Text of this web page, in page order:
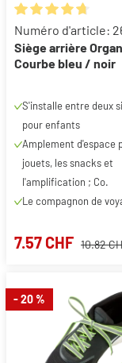
Note moyenne de
Numéro d'article:
Siège arrière
Courbe bleu / noir
S'installe entre deux
pour enfants
Amplement d'espace
jouets, les snacks et
l'amplification ; Co.
Le compagnon de
7.57 CHF 10.82
- 20 %